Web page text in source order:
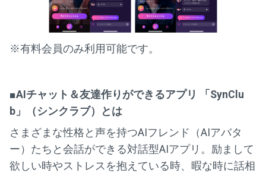
※有料会員のみ利用可能です。
■AIチャット＆友達作りができるアプリ 「SynClu
b」（シンクラブ）とは
さまざまな性格と声を持つAIフレンド（AIアバタ
ー）たちと会話ができる対話型AIアプリ。励まして
欲しい時やストレスを抱えている時、暇な時に話相